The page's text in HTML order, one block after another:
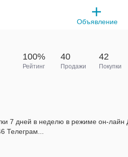
Объявление
100%
Рейтинг
40
Продажи
42
Покупки
7 дней в неделю в режиме он-лайн
Телеграм...